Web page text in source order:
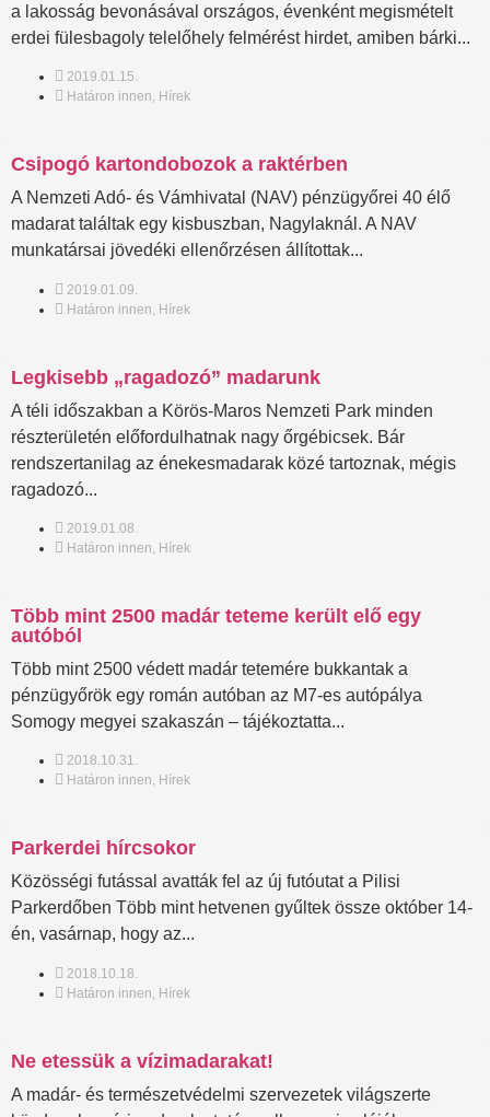
a lakosság bevonásával országos, évenként megismételt
erdei fülesbagoly telelőhely felmérést hirdet, amiben bárki...
2019.01.15.
Határon innen, Hírek
Csipogó kartondobozok a raktérben
A Nemzeti Adó- és Vámhivatal (NAV) pénzügyőrei 40 élő
madarat találtak egy kisbuszban, Nagylaknál. A NAV
munkatársai jövedéki ellenőrzésen állítottak...
2019.01.09.
Határon innen Hírek
Legkisebb „ragadozó” madarunk
A téli időszakban a Körös-Maros Nemzeti Park minden
részterületén előfordulhatnak nagy őrgébicsek. Bár
rendszertanilag az énekesmadarak közé tartoznak, mégis
ragadozó...
2019.01.08.
Határon innen, Hírek
Több mint 2500 madár teteme került elő egy
autóból
Több mint 2500 védett madár tetemére bukkantak a
pénzügyőrök egy román autóban az M7-es autópálya
Somogy megyei szakaszán – tájékoztatta...
2018.10.31.
Határon innen, Hírek
Parkerdei hírcsokor
Közösségi futással avatták fel az új futóutat a Pilisi
Parkerdőben Több mint hetvenen gyűltek össze október 14-
én, vasárnap, hogy az...
2018.10.18.
Határon innen Hírek
Ne etessük a vízimadarakat!
A madár- és természetvédelmi szervezetek világszerte